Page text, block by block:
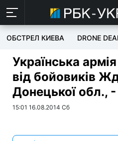
ОБСТРЕЛ КИЕВА DRONE
Українська
від бойовиків
Донецької обл.,
15:01 16.08.2014 Сб